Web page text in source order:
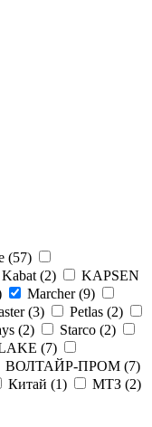
(57)
Kabat (2)
KAPSEN
Marcher(9)
(3) Petlas (2)
(2) Starco (2)
(7)
ВОЛТАЙР-ПРОМ (7)
Китай (1) МТЗ (2)